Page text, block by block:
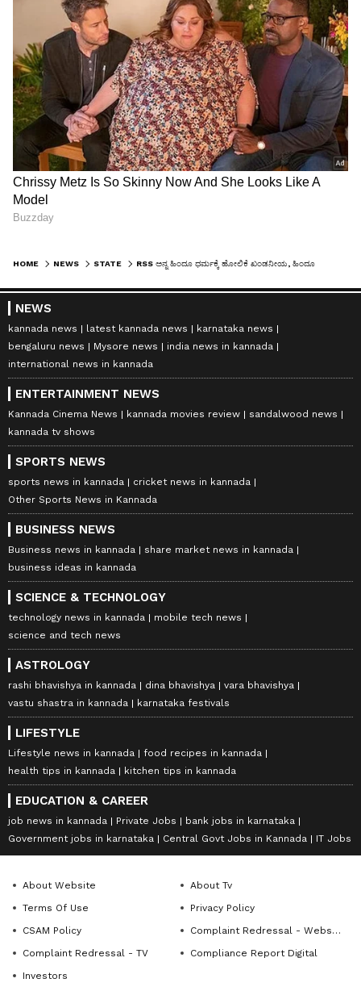
HOME NEWS STATE
NEWS
kannada news latest kannada news
karnataka news
bengaluru news
Mysore news
india news in kannada
international news in kannada
ENTERTAINMENT NEWS
Kannada Cinema News kannada movies review
sandalwood news
kannada tv shows
SPORTS NEWS
sports news in kannada
cricket news in kannada
Other Sports News in Kannada
BUSINESS NEWS
Business news in kannada
share market news in kannada
business ideas in kannada
SCIENCE & TECHNOLOGY
technology news in kannada
mobile tech news
science and tech news
ASTROLOGY
rashi bhavishya in kannada dina bhavishya
vara bhavishya
vastu shastra in kannada
karnataka festivals
LIFESTYLE
Lifestyle news in kannada
food recipes in kannada
health tips in kannada
kitchen tips in kannada
EDUCATION & CAREER
job news in kannada Private Jobs
bank jobs in karnataka
Government jobs in karnataka
Central Govt Jobs in Kannada IT Jobs
About Website
About Tv
Terms Of Use
Privacy Policy
CSAM Policy
Complaint Redressal - Website
Complaint Redressal - TV
Compliance Report Digital
Investors